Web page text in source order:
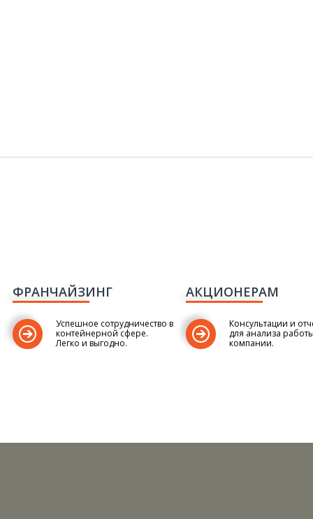
ФРАНЧАЙЗИНГ
Успешное сотрудничество в
контейнерной сфере.
Легко и выгодно.
АКЦИОНЕРАМ
Консультации и
для анализа
компании.